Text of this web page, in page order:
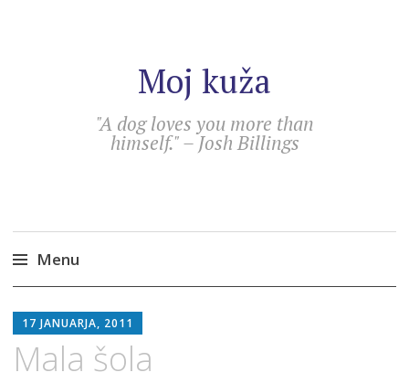
Moj kuža
"A dog loves you more than
himself." – Josh Billings
Menu
to
content
17 JANUARJA, 2011
Mala šola